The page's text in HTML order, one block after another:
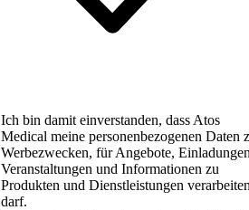
Ich bin damit einverstanden, dass Atos
Medical meine personenbezogenen Daten
Werbezwecken, für Angebote,
Veranstaltungen und Informationen zu
Produkten und Dienstleistungen
darf.